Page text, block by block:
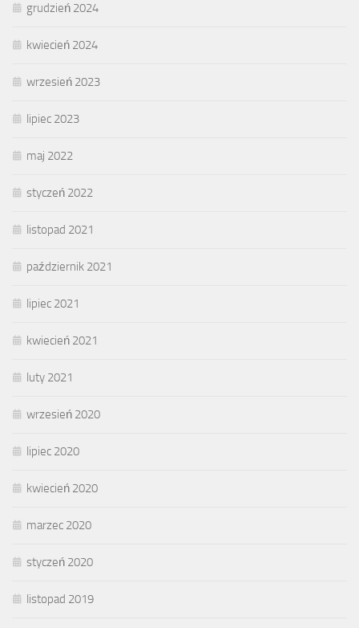
grudzień 2024
kwiecień 2024
wrzesień 2023
lipiec 2023
maj 2022
styczeń 2022
listopad 2021
październik 2021
lipiec 2021
kwiecień 2021
luty 2021
wrzesień 2020
lipiec 2020
kwiecień 2020
marzec 2020
styczeń 2020
listopad 2019